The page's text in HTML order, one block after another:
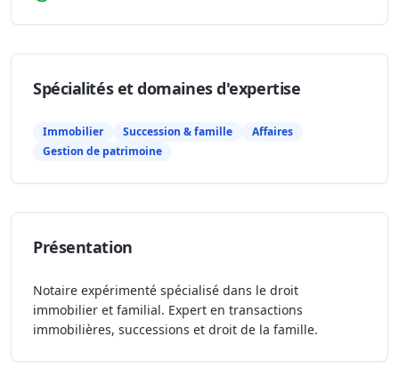
Spécialités et domaines d'expertise
Immobilier Succession & famille
Affaires
Gestion de patrimoine
Présentation
Notaire expérimenté spécialisé dans le droit
immobilier et familial. Expert en transactions
immobilières, successions et droit de la famille.